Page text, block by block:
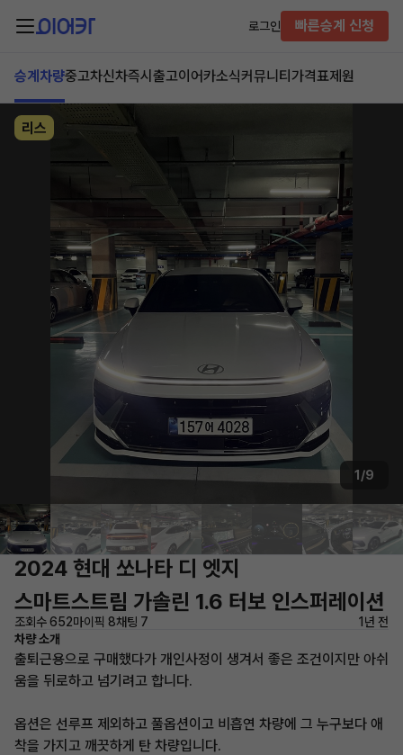
로그인 빠른승계 신청
승계차량중고차신차즉시출고이어카소식커뮤니티 가격표제원
리스
1/9
2024 현대 쏘나타 디 엣지
스마트스트림 가솔린 1.6 터보 인스퍼레이션
조회수 652마이픽 8채팅 7
1년 전
차량 소개
출퇴근용으로 구매했다가 개인사정이 생겨서 좋은 조건이지만 아쉬
움을 뒤로하고 넘기려고 합니다.
옵션은 선루프 제외하고 풀옵션이고 비흡연 차량에 그 누구보다 애
착을 가지고 깨끗하게 탄 차량입니다.